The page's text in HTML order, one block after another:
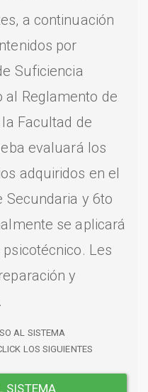
a continuación
por
Suficiencia
al Reglamento de
Facultad de
evaluará los
adquiridos en el
Secundaria y 6to
se aplicará
Les
y
AL SISTEMA
LOS SIGUIENTES
SISTEMA